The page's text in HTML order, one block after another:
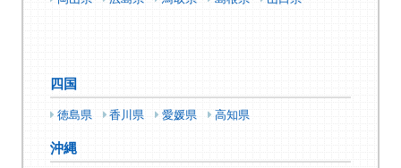
四国
徳島県 香川県 愛媛県 高知県
沖縄